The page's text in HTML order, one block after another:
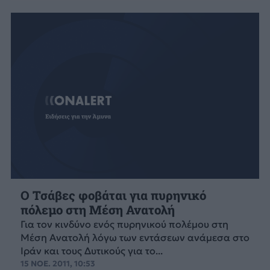
Ο Τσάβες φοβάται για πυρηνικό
πόλεμο στη Μέση Ανατολή
Για τον κινδύνο ενός πυρηνικού πολέμου στη
Μέση Ανατολή λόγω των εντάσεων ανάμεσα στο
Ιράν και τους Δυτικούς για το...
15 ΝΟΕ. 2011, 10:53